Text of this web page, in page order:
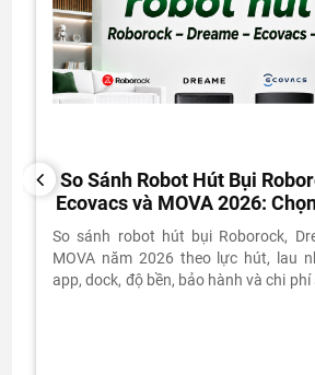
PREVIOUS
So Sánh Robot Hút Bụi
Ecovacs và MOVA 2026:
Nào?
So sánh robot hút bụi Roborock,
MOVA năm 2026 theo lực hút, lau
app, dock, độ bền, bảo hành và chi